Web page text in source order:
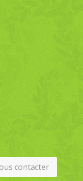
contacter